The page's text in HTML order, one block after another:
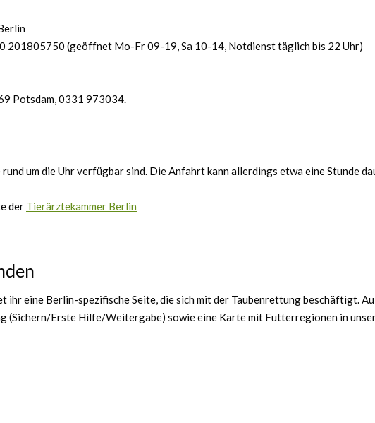
201805750 (geöffnet Mo-Fr 09-19, Sa 10-14, Notdienst täglich bis 22 Uhr)
Potsdam, 0331 973034.
um die Uhr verfügbar sind. Die Anfahrt kann allerdings etwa eine Stunde
der Tierärztekammer Berlin
ihr eine Berlin-spezifische Seite, die sich mit der Taubenrettung beschäftigt.
Erste Hilfe/Weitergabe) sowie eine Karte mit Futterregionen in